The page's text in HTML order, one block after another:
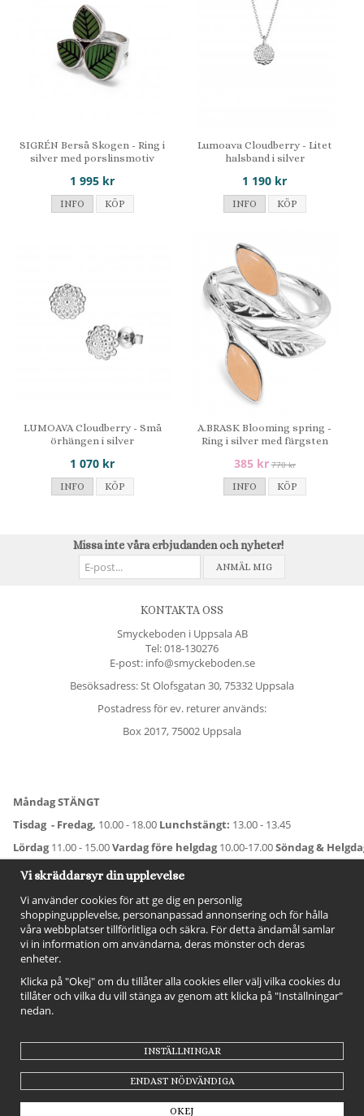
SIGRÉN Berså Skogen - Ring i
silver med porslinsmotiv
1 995 kr
INFO KÖP
Lumoava Cloudberry - Litet
halsband i silver
1 190 kr
INFO KÖP
LUMOAVA Cloudberry - Små
örhängen i silver
1 070 kr
INFO KÖP
A.BRASK Blooming spring -
Ring i silver med färgsten
385 kr 770 kr
INFO
KÖP
Missa inte våra erbjudanden och nyheter!
ANMÄL MIG
KONTAKTA OSS
Smyckeboden i Uppsala AB
Tel:018-130276
E-post: info@smyckeboden.se
Besöksadress: St Olofsgatan 30, 75332 Uppsala
Postadress för ev. returer används:
Box 2017, 75002 Uppsala
Måndag STÄNGT
Tisdag - Fredag, 10.00 - 18.00 Lunchstängt: 13.00 - 13.45
Lördag11.00 - 15.00Vardag före helgdag10.00-17.00Söndag &
För avvikande öppettider:Titta här
Drift & produktion:Wikinggruppen
Vi skräddarsyr din upplevelse
Vi använder cookies för att ge dig en personlig
shoppingupplevelse, personanpassad annonsering och för hålla
våra webbplatser tillförlitliga och säkra. För detta ändamål samlar
vi in information om användarna, deras mönster och deras
enheter.
Klicka på "Okej" om du tillåter alla cookies eller välj vilka cookies du
tillåter och vilka du vill stänga av genom att klicka på "Inställningar"
nedan.
INSTÄLLNINGAR
ENDAST NÖDVÄNDIGA
OKEJ